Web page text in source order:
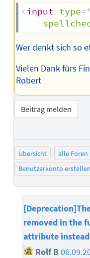
<input type=
Wer denkt sich so
Vielen Dank fürs
Robert
Beitrag melden
Übersicht alle Foren
Benutzerkonto erstellen
removed in the
attribute
Rolf B